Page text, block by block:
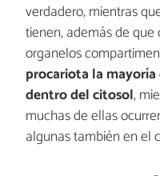
verdadero, mientras
tienen, además de
organelos
procariota la mayoría
dentro del citosol,
muchas de ellas
algunas también en el